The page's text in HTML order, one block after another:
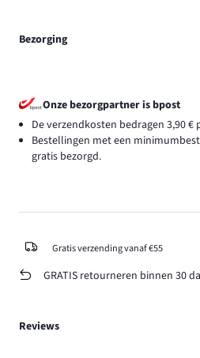
Bezorging
Onze bezorgpartner is bpost
De verzendkosten bedragen 3,90 €
Bestellingen met een
gratis bezorgd.
Gratis verzending vanaf €55
GRATIS retourneren binnen 30
Reviews